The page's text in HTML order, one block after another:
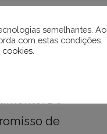
da
Do
de
semelhantes. Ao
com estas condições.
cookies